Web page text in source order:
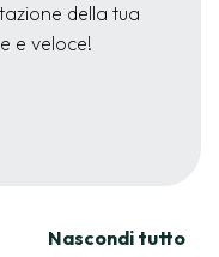
della tua
e veloce!
Nascondi tutto